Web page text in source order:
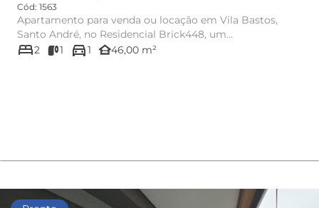
Cód: 1563
Apartamento para venda ou locação em Vila Bastos,
Santo André, no Residencial Brick448, um
empreendimento moderno que r...
bed2 1 directions_car1 other_houses46,00 m²